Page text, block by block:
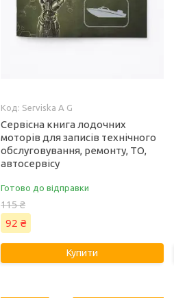
Serviska A G
Сервісна книга лодочних
моторів для записів технічного
обслуговування, ремонту, ТО,
автосервісу
Готово до відправки
115 ₴
92 ₴
Купити